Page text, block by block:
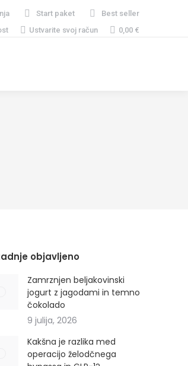
Start paket
Best seller
Ustvarite svoj račun 0,00 €
objavljeno
Zamrznjen beljakovinski
jogurt z jagodami in temno
čokolado
9 julija, 2026
Kakšna je razlika med
operacijo želodčnega